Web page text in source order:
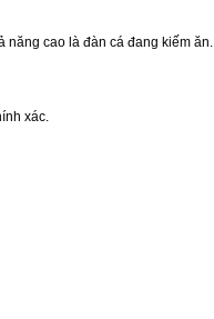
năng cao là đàn cá đang kiếm ăn.
xác.